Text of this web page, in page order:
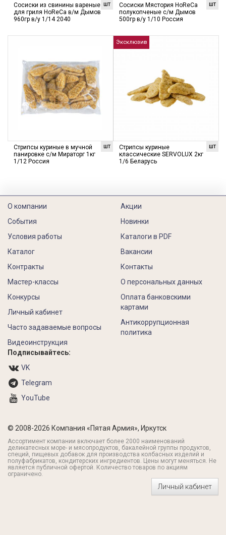
шт
Сосиски из свинины вареные
для гриля HoReCa в/м Дымов
960гр в/у 1/14 2040
шт
Сосиски Мястория HoReCa
полукопченые с/м Дымов
500гр в/у 1/10 Россия
шт
Стрипсы куриные в мучной
панировке с/м Мираторг 1кг
1/12 Россия
Эксклюзив
шт
Стрипсы куриные
классические SERVOLUX 2кг
1/6 Беларусь
О компании
События
Условия работы
Каталог
Контракты
Акции
Новинки
Каталоги в PDF
Вакансии
Контакты
Мастер-классы
Конкурсы
Личный кабинет
Часто задаваемые вопросы
Видеоинструкция
О персональных данных
Оплата банковскими
картами
Антикоррупционная
политика
Подписывайтесь:
VK
Telegram
YouTube
© 2008-2026 Компания «Пятая Армия», Иркутск
Ассортимент компании включает более 2000 наименований
деликатесных море- и мясопродуктов, бакалейной группы продуктов,
специй, пищевых добавок для производства колбасных изделий и
полуфабрикатов, кондитерских ингредиентов. Цены могут меняться. Не
является публичной офертой. Количество товаров по акциям
ограничено.
Личный кабинет